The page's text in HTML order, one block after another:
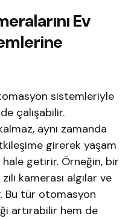
Ev
sistemleriyle
çalışabilir.
aynı zamanda
girerek yaşam
hale getirir. Örneğin, bir
kamerası algılar ve
Bu tür otomasyon
artırabilir hem de